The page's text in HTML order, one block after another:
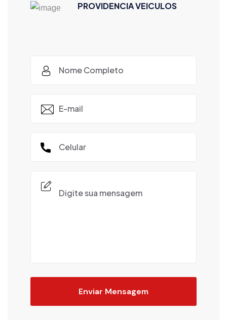
PROVIDENCIA VEICULOS
Enviar Mensagem